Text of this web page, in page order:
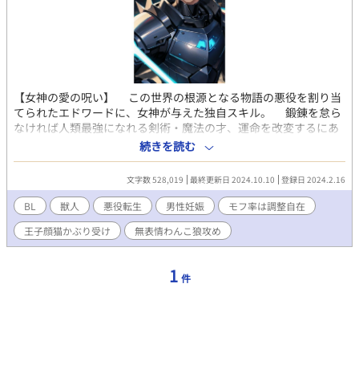
【女神の愛の呪い】 この世界の根源となる物語の悪役を割り当
てられたエドワードに、女神が与えた独自スキル。 鍛錬を怠ら
なければ人類最強になれる剣術・魔法の才、運命を改変するにあ
たって優位になりそうな前世の記憶を思い出すことができる能力
が、生まれながらに備わっている。(ただし前世の記憶をどこまで
思い出せるかは、女神の判断による) しかし、どれほど強くなっ
ても、どれだけ前世の記憶を駆使しても、アストルディア・セネ
バを倒すことはできない。 性別・種族を問わず孕ませられるが
故に、獣人が人間から忌み嫌われている世界。 獣人国セネーバ
との国境に位置する辺境伯領嫡男エドワードは、八歳のある日、
自分が生きる世界が近親相姦好き暗黒腐女子の前世妹が書いたBL
避したい未来その①]性奴隷化後に闇堕ち[回避したい未来その
続きを読む
文字数 528,019 最終更新日 2024.10.10 登録日 2024.2.16
BL 獣人 悪役転生 男性妊娠
モフ率は調整自在
王子顔猫かぶり受け
無表情わんこ狼攻め
1 件